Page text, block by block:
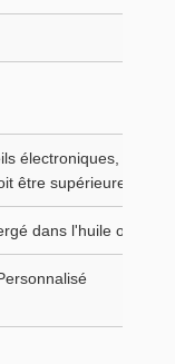
électroniques, la
être supérieure à:
dans l'huile